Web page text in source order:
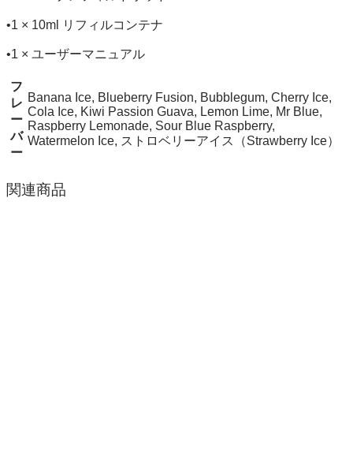
•1 × 10ml リフィルコンテナ
•1 × ユーザーマニュアル
フ
レ
ー
バ
ー
Banana Ice, Blueberry Fusion, Bubblegum, Cherry Ice,
Cola Ice, Kiwi Passion Guava, Lemon Lime, Mr Blue,
Raspberry Lemonade, Sour Blue Raspberry,
Watermelon Ice, ストロベリーアイス（Strawberry Ice）
関連商品